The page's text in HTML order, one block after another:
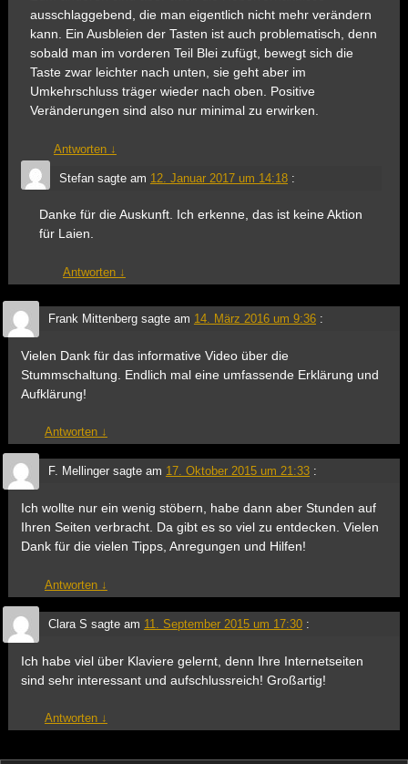
ausschlaggebend, die man eigentlich nicht mehr verändern
kann. Ein Ausbleien der Tasten ist auch problematisch, denn
sobald man im vorderen Teil Blei zufügt, bewegt sich die
Taste zwar leichter nach unten, sie geht aber im
Umkehrschluss träger wieder nach oben. Positive
Veränderungen sind also nur minimal zu erwirken.
Antworten ↓
Stefansagte am 12. Januar 2017 um 14:18 :
Danke für die Auskunft. Ich erkenne, das ist keine Aktion
für Laien.
Antworten ↓
Frank Mittenbergsagte am 14. März 2016 um 9:36 :
Vielen Dank für das informative Video über die
Stummschaltung. Endlich mal eine umfassende Erklärung und
Aufklärung!
Antworten ↓
F. Mellingersagte am 17. Oktober 2015 um 21:33 :
Ich wollte nur ein wenig stöbern, habe dann aber Stunden auf
Ihren Seiten verbracht. Da gibt es so viel zu entdecken. Vielen
Dank für die vielen Tipps, Anregungen und Hilfen!
Antworten ↓
Clara S sagte am 11. September 2015 um 17:30 :
Ich habe viel über Klaviere gelernt, denn Ihre Internetseiten
sind sehr interessant und aufschlussreich! Großartig!
Antworten ↓